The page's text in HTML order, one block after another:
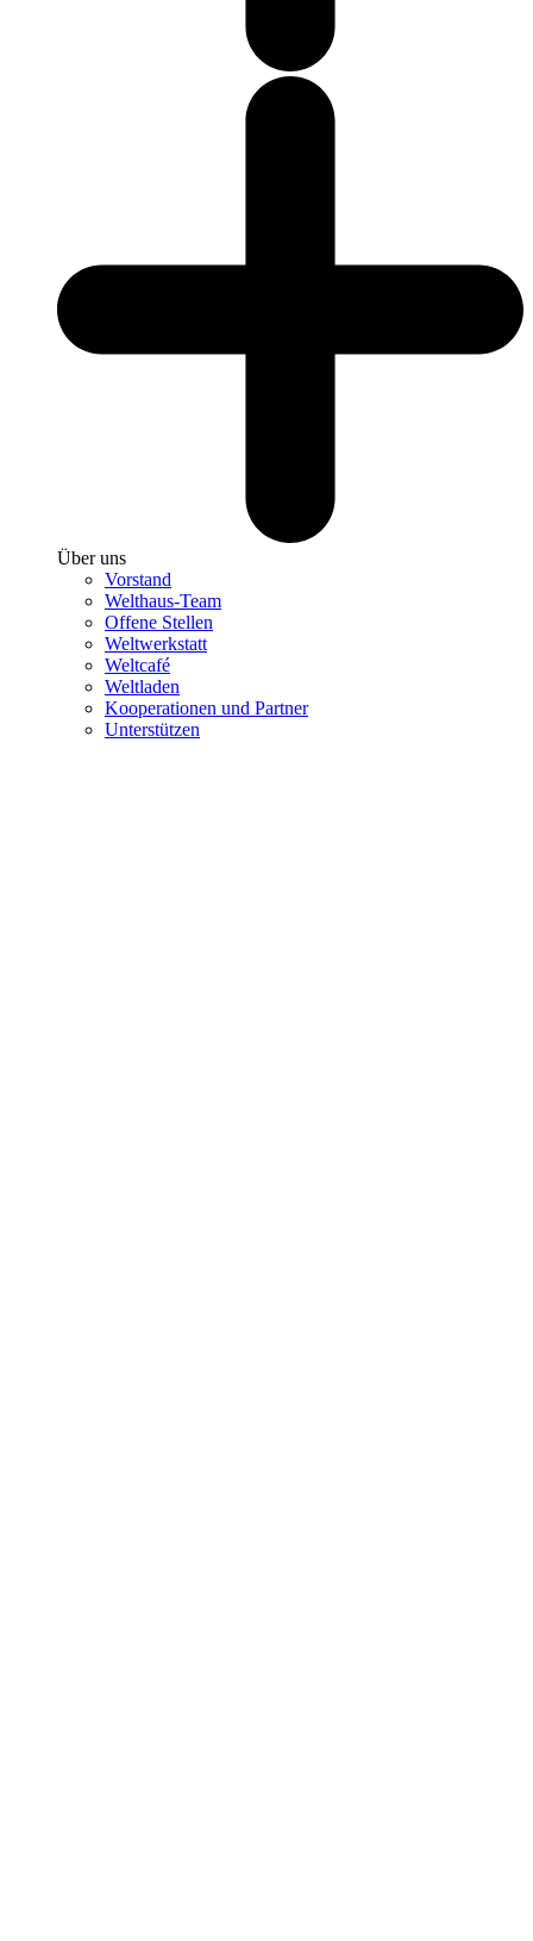
Über uns
Vorstand
Welthaus-Team
Offene Stellen
Weltwerkstatt
Weltcafé
Weltladen
Kooperationen und Partner
Unterstützen